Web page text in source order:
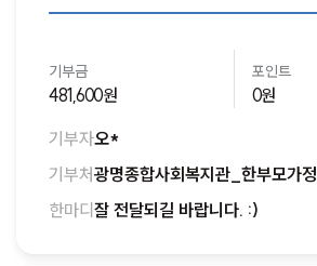
기부금
481,600원
포인트
0원
기부자오*
기부처광명종합사회복지관_한부모가정
한마디 잘 전달되길 바랍니다. :)